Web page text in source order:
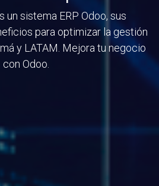
un sistema ERP Odoo, sus
para optimizar la gestión
y LATAM. Mejora tu negocio
con Odoo.